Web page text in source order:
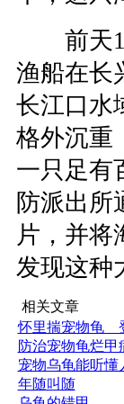
前天16
渔船在长
长江口水
格外沉重
一只足有
防派出所
片，并将
发现这种
相关文章
怀里揣宠物龟
防治宠物龟烂甲
宠物乌龟能听懂
年随叫随